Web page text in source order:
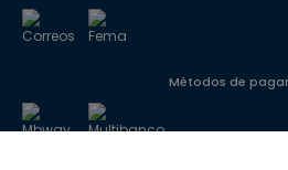
Métodos de